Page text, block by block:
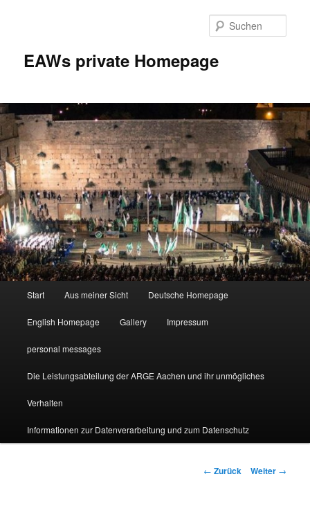
EAWs private Homepage
Start Aus meiner Sicht Deutsche Homepage
English Homepage Gallery Impressum
personal messages
Die Leistungsabteilung der ARGE Aachen und ihr unmögliches
Verhalten
Informationen zur Datenverarbeitung und zum Datenschutz
Beitragsnavigation
← Zurück Weiter →